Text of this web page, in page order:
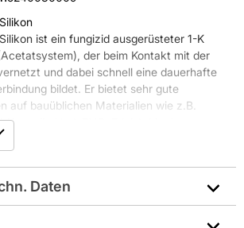
ist ein fungizid ausgerüsteter 1-K
der beim Kontakt mit der
und dabei schnell eine dauerhafte
bildet. Er bietet sehr gute
auf bauüblichen Materialien wie z.B.
Keramik, Hart-PVC, Edelstahl oder
Nicht verwenden sollte man das
Beton, Metallen, PP, PE, Teflon-
sowie im Unterwasserbereich.
Untergrund sollte trocken und sauber
sollte nur in gut belüfteten Räumen
Daten